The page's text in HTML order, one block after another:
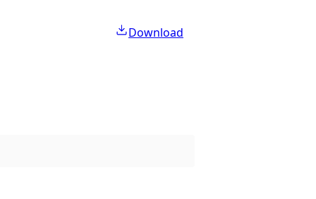
Download